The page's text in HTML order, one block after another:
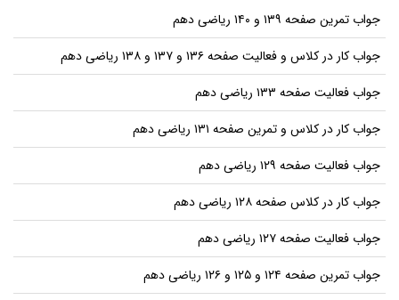
جواب تمرین صفحه ۱۳۹ و ۱۴۰ ریاضی دهم
جواب کار در کلاس و فعالیت صفحه ۱۳۶ و ۱۳۷ و ۱۳۸ ریاضی دهم
جواب فعالیت صفحه ۱۳۳ ریاضی دهم
جواب کار در کلاس و تمرین صفحه ۱۳۱ ریاضی دهم
جواب فعالیت صفحه ۱۲۹ ریاضی دهم
جواب کار در کلاس صفحه ۱۲۸ ریاضی دهم
جواب فعالیت صفحه ۱۲۷ ریاضی دهم
جواب تمرین صفحه ۱۲۴ و ۱۲۵ و ۱۲۶ ریاضی دهم